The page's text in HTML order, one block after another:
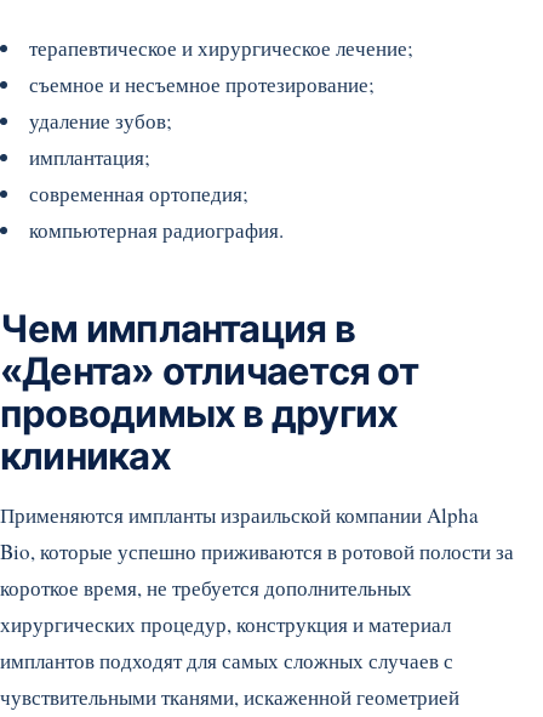
терапевтическое и хирургическое лечение;
съемное и несъемное протезирование;
удаление зубов;
имплантация;
современная ортопедия;
компьютерная радиография.
Чем имплантация в
«Дента» отличается от
проводимых в других
клиниках
Применяются импланты израильской компании Alpha
Bio, которые успешно приживаются в ротовой полости за
короткое время, не требуется дополнительных
хирургических процедур, конструкция и материал
имплантов подходят для самых сложных случаев с
чувствительными тканями, искаженной геометрией